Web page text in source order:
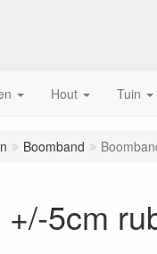
Hout Tuin
Boomband
5cm